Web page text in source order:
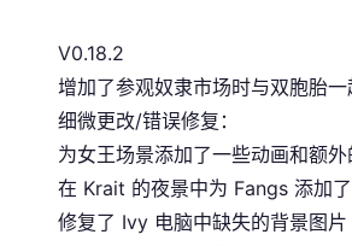
V0.18.2
增加了参观奴隶市场时与双胞胎
细微更改/错误修复：
为女王场景添加了一些动画和额
在 Krait 的夜景中为 Fangs 添加
修复了 Ivy 电脑中缺失的背景图片